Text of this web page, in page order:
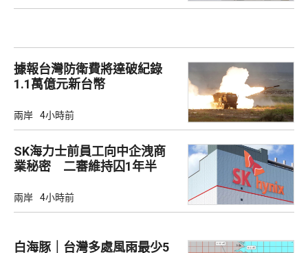
據報台灣防衛費將達破紀錄
1.1萬億元新台幣
兩岸 4小時前
SK海力士前員工向中企洩商
業秘密 二審維持囚1年半
兩岸 4小時前
白海豚｜台灣多處風雨最少5